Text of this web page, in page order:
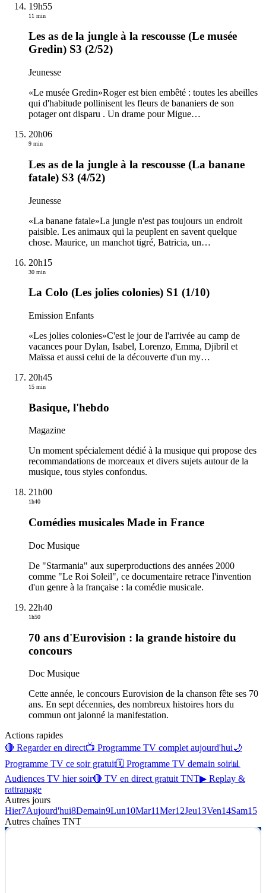
19h55
11 min
Les as de la jungle à la rescousse (Le musée
Gredin) S3 (2/52)
Jeunesse
«Le musée Gredin»Roger est bien embêté : toutes les abeilles
qui d'habitude pollinisent les fleurs de bananiers de son
potager ont disparu . Un drame pour Migue…
20h06
9 min
Les as de la jungle à la rescousse (La banane
fatale) S3 (4/52)
Jeunesse
«La banane fatale»La jungle n'est pas toujours un endroit
paisible. Les animaux qui la peuplent en savent quelque
chose. Maurice, un manchot tigré, Batricia, un…
20h15
30 min
La Colo (Les jolies colonies) S1 (1/10)
Emission Enfants
«Les jolies colonies»C'est le jour de l'arrivée au camp de
vacances pour Dylan, Isabel, Lorenzo, Emma, Djibril et
Maïssa et aussi celui de la découverte d'un my…
20h45
15 min
Basique, l'hebdo
Magazine
Un moment spécialement dédié à la musique qui propose des
recommandations de morceaux et divers sujets autour de la
musique, tous styles confondus.
21h00
1h40
Comédies musicales Made in France
Doc Musique
De "Starmania" aux superproductions des années 2000
comme "Le Roi Soleil", ce documentaire retrace l'invention
d'un genre à la française : la comédie musicale.
22h40
1h50
70 ans d'Eurovision : la grande histoire du
concours
Doc Musique
Cette année, le concours Eurovision de la chanson fête ses 70
ans. En sept décennies, des nombreux histoires hors du
commun ont jalonné la manifestation.
Actions rapides
🔴 Regarder en direct📺 Programme TV complet aujourd'hui🌙
Programme TV ce soir gratuit🗓 Programme TV demain soir📊
Audiences TV hier soir🔴 TV en direct gratuit TNT▶ Replay &
rattrapage
Autres jours
Hier7Aujourd'hui8Demain9Lun10Mar11Mer12Jeu13Ven14Sam15
Autres chaînes TNT